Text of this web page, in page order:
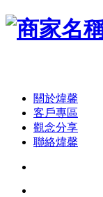
關於煒馨
客戶專區
觀念分享
聯絡煒馨